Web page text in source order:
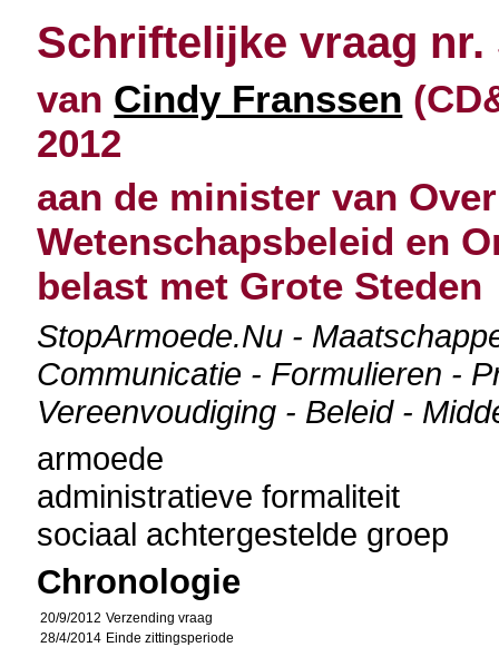
Schriftelijke vraag nr.
van Cindy Franssen
2012
aan de minister van
Wetenschapsbeleid en
belast met Grote Steden
StopArmoede.Nu -
Communicatie - Formulieren -
Vereenvoudiging - Beleid -
armoede
administratieve formaliteit
sociaal achtergestelde groep
Chronologie
20/9/2012 Verzending vraag
28/4/2014 Einde zittingsperiode